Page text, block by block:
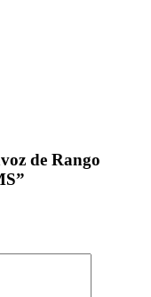
de Rango